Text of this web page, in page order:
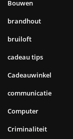
Bouwen
brandhout
bruiloft
cadeau tips
Cadeauwinkel
communicatie
Computer
Criminaliteit